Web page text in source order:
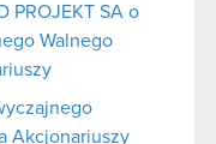
PROJEKT SA o
Walnego
Akcjonariuszy